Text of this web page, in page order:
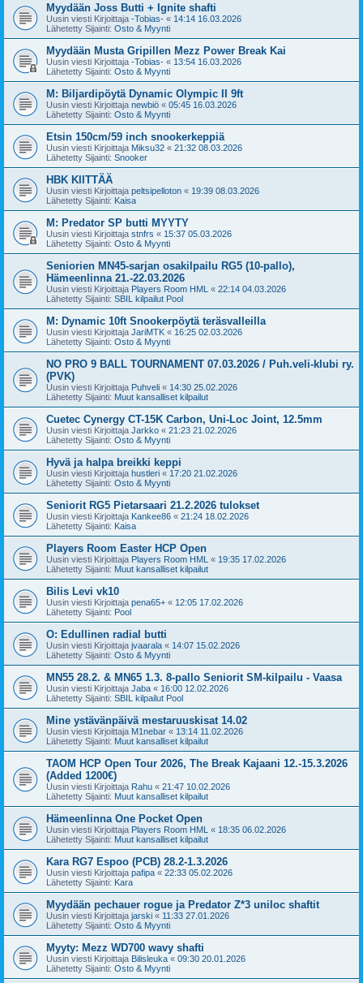
Myydään Joss Butti + Ignite shafti
Uusin viesti Kirjoittaja -Tobias- « 14:14 16.03.2026
Lähetetty Sijainti: Osto & Myynti
Myydään Musta Gripillen Mezz Power Break Kai
Uusin viesti Kirjoittaja -Tobias- « 13:54 16.03.2026
Lähetetty Sijainti: Osto & Myynti
M: Biljardipöytä Dynamic Olympic II 9ft
Uusin viesti Kirjoittaja newbiö « 05:45 16.03.2026
Lähetetty Sijainti: Osto & Myynti
Etsin 150cm/59 inch snookerkeppiä
Uusin viesti Kirjoittaja Miksu32 « 21:32 08.03.2026
Lähetetty Sijainti: Snooker
HBK KIITTÄÄ
Uusin viesti Kirjoittaja peltsipelloton « 19:39 08.03.2026
Lähetetty Sijainti: Kaisa
M: Predator SP butti MYYTY
Uusin viesti Kirjoittaja stnfrs « 15:37 05.03.2026
Lähetetty Sijainti: Osto & Myynti
Seniorien MN45-sarjan osakilpailu RG5 (10-pallo),
Hämeenlinna 21.-22.03.2026
Uusin viesti Kirjoittaja Players Room HML « 22:14 04.03.2026
Lähetetty Sijainti: SBIL kilpailut Pool
M: Dynamic 10ft Snookerpöytä teräsvalleilla
Uusin viesti Kirjoittaja JariMTK « 16:25 02.03.2026
Lähetetty Sijainti: Osto & Myynti
NO PRO 9 BALL TOURNAMENT 07.03.2026 / Puh.veli-klubi ry.
(PVK)
Uusin viesti Kirjoittaja Puhveli « 14:30 25.02.2026
Lähetetty Sijainti: Muut kansalliset kilpailut
Cuetec Cynergy CT-15K Carbon, Uni-Loc Joint, 12.5mm
Uusin viesti Kirjoittaja Jarkko « 21:23 21.02.2026
Lähetetty Sijainti: Osto & Myynti
Hyvä ja halpa breikki keppi
Uusin viesti Kirjoittaja hustleri « 17:20 21.02.2026
Lähetetty Sijainti: Osto & Myynti
Seniorit RG5 Pietarsaari 21.2.2026 tulokset
Uusin viesti Kirjoittaja Kankee86 « 21:24 18.02.2026
Lähetetty Sijainti: Kaisa
Players Room Easter HCP Open
Uusin viesti Kirjoittaja Players Room HML « 19:35 17.02.2026
Lähetetty Sijainti: Muut kansalliset kilpailut
Bilis Levi vk10
Uusin viesti Kirjoittaja pena65+ « 12:05 17.02.2026
Lähetetty Sijainti: Pool
O: Edullinen radial butti
Uusin viesti Kirjoittaja jvaarala « 14:07 15.02.2026
Lähetetty Sijainti: Osto & Myynti
MN55 28.2. & MN65 1.3. 8-pallo Seniorit SM-kilpailu - Vaasa
Uusin viesti Kirjoittaja Jaba « 16:00 12.02.2026
Lähetetty Sijainti: SBIL kilpailut Pool
Mine ystävänpäivä mestaruuskisat 14.02
Uusin viesti Kirjoittaja M1nebar « 13:14 11.02.2026
Lähetetty Sijainti: Muut kansalliset kilpailut
TAOM HCP Open Tour 2026, The Break Kajaani 12.-15.3.2026
(Added 1200€)
Uusin viesti Kirjoittaja Rahu « 21:47 10.02.2026
Lähetetty Sijainti: Muut kansalliset kilpailut
Hämeenlinna One Pocket Open
Uusin viesti Kirjoittaja Players Room HML « 18:35 06.02.2026
Lähetetty Sijainti: Muut kansalliset kilpailut
Kara RG7 Espoo (PCB) 28.2-1.3.2026
Uusin viesti Kirjoittaja pafipa « 22:33 05.02.2026
Lähetetty Sijainti: Kara
Myydään pechauer rogue ja Predator Z*3 uniloc shaftit
Uusin viesti Kirjoittaja jarski « 11:33 27.01.2026
Lähetetty Sijainti: Osto & Myynti
Myyty: Mezz WD700 wavy shafti
Uusin viesti Kirjoittaja Bilisleuka « 09:30 20.01.2026
Lähetetty Sijainti: Osto & Myynti